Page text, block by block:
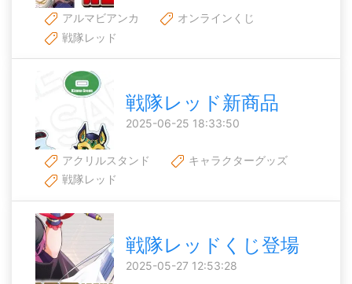
アルマビアンカ
オンラインくじ
戦隊レッド
戦隊レッド新商品
2025-06-25 18:33:50
アクリルスタンド
キャラクターグッズ
戦隊レッド
戦隊レッドくじ登場
2025-05-27 12:53:28